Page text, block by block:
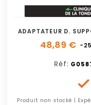
ADAPTATEUR D.
48,89 € -
Réf:

Produit non stocké |